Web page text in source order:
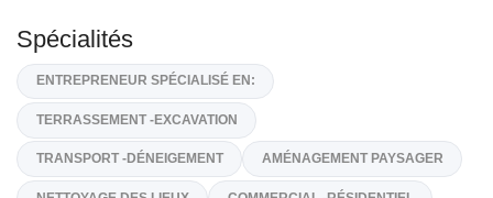
(514) 912-8988 / (514) 917-6716
(450) 314-1259
tony@entreprisestsa.com
http://www.entreprisestsa.com/home/index.php